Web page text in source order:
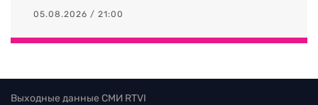
05.08.2026 / 21:00
Выходные данные СМИ RTVI